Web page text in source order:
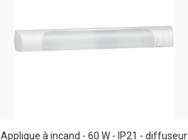
Applique à incand - 60 W - IP21 - diffuseur